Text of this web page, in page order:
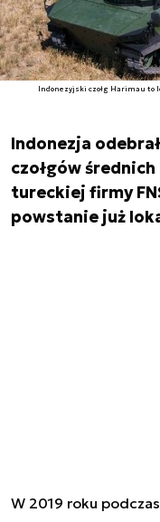
Indonezyjski czołg Harimau to
Indonezja
czołgów
tureckiej firmy
powstanie już
W 2019 roku